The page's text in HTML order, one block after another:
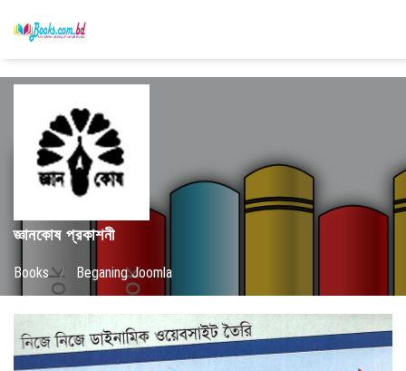
জ্ঞানকোষ প্রকাশনী
Books / Beganing Joomla